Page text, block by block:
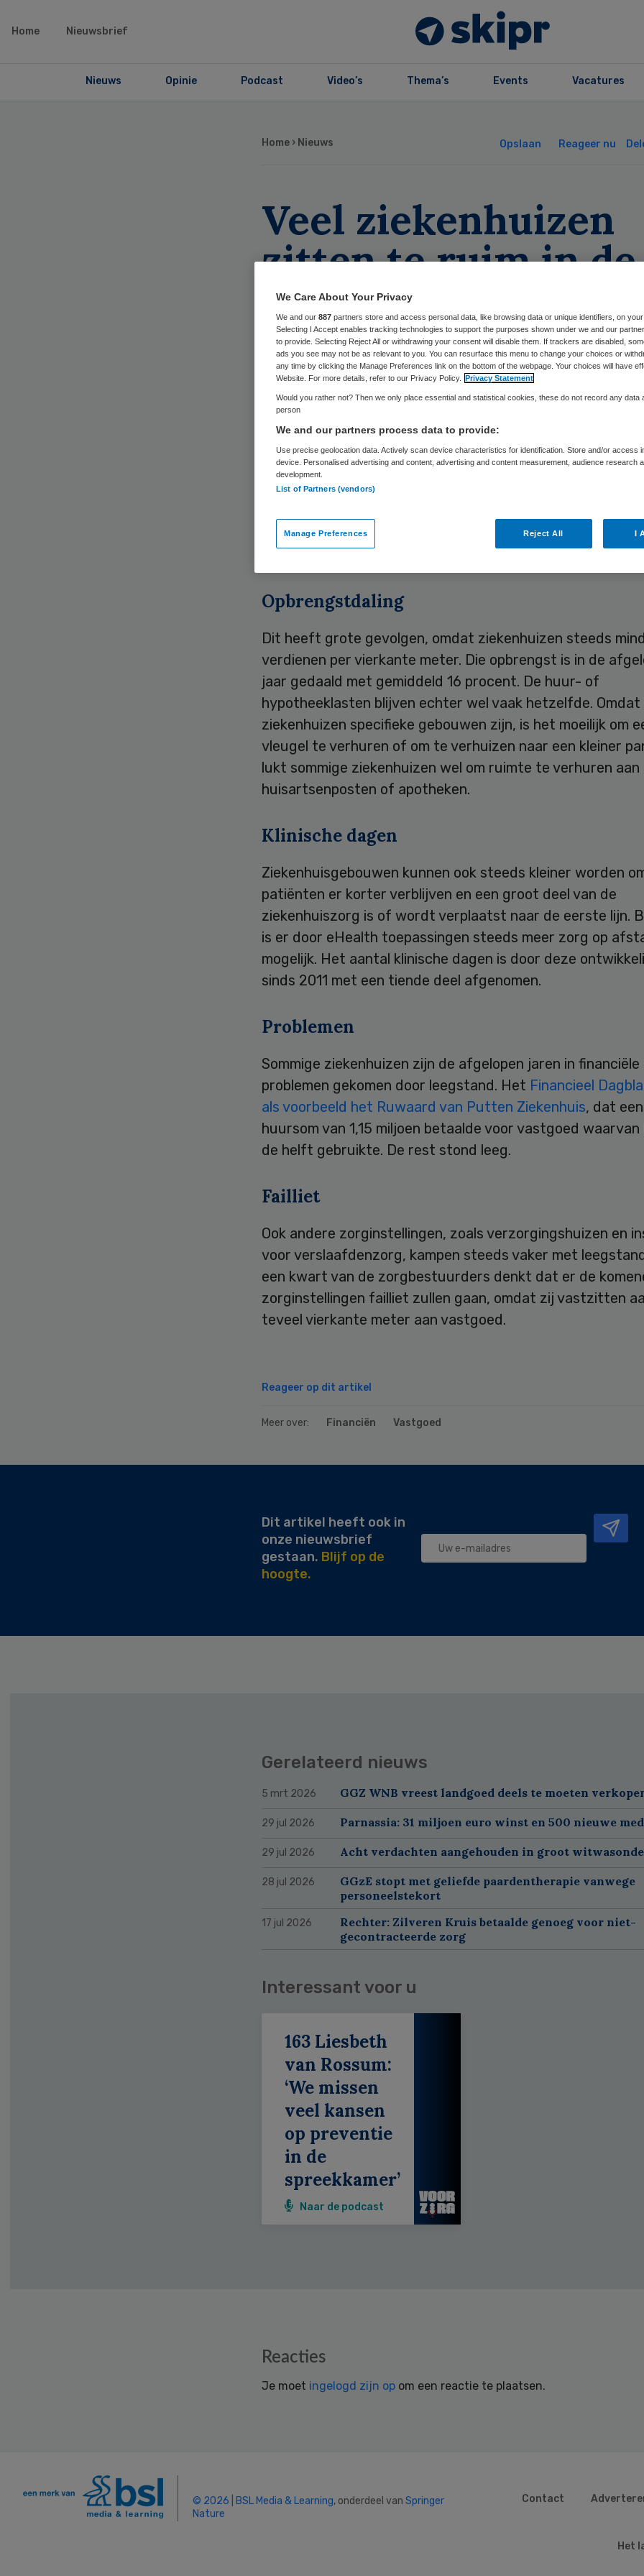
Home Nieuwsbrief
Nieuws Opinie Podcast Video’s Thema’s Events Vacatures
Home › Nieuws Opslaan Reageer nu
Veel ziekenhuizen
zitten te ruim in de
Skipr Redactie 3 januari 2017,10:36 66 keer gelezen
ongeveer 15 procent van de totale kosten naar de post
terwijl dit ongeveer 10 tot 12 procent moet zijn. Omdat
ziekenhuizen steeds minder marges maken, wordt dit een
probleem.
gezondheidssector. Ongeveer 40 procent van de
Opbrengstdaling
Dit heeft grote gevolgen, omdat ziekenhuizen steeds
verdienen per vierkante meter. Die opbrengst is in de
jaar gedaald met gemiddeld 16 procent. De huur- of
hypotheeklasten blijven echter wel vaak hetzelfde. Omdat
ziekenhuizen specifieke gebouwen zijn, is het moeilijk om
vleugel te verhuren of om te verhuizen naar een kleiner
lukt sommige ziekenhuizen wel om ruimte te verhuren aan
huisartsenposten of apotheken.
Klinische dagen
Ziekenhuisgebouwen kunnen ook steeds kleiner worden
patiënten er korter verblijven en een groot deel van de
ziekenhuiszorg is of wordt verplaatst naar de eerste lijn.
is er door eHealth toepassingen steeds meer zorg op
mogelijk. Het aantal klinische dagen is door deze
sinds 2011 met een tiende deel afgenomen.
Problemen
Sommige ziekenhuizen zijn de afgelopen jaren in financiële
problemen gekomen door leegstand. Het Financieel
als voorbeeld het Ruwaard van Putten Ziekenhuis, dat
huursom van 1,15 miljoen betaalde voor vastgoed
de helft gebruikte. De rest stond leeg.
Failliet
Ook andere zorginstellingen, zoals verzorgingshuizen en
voor verslaafdenzorg, kampen steeds vaker met
een kwart van de zorgbestuurders denkt dat er de
zorginstellingen failliet zullen gaan, omdat zij vastzitten
teveel vierkante meter aan vastgoed.
Reageer op dit artikel
Meer over: Financiën Vastgoed
Secondary
Dit artikel heeft ook in
onze nieuwsbrief
gestaan. Blijf op de
hoogte.
Gerelateerd nieuws
5 mrt 2026 GGZ WNB vreest landgoed deels te moeten
29 jul 2026 Parnassia: 31 miljoen euro winst en 500 nieuwe
29 jul 2026 Acht verdachten aangehouden in groot
28 jul 2026
GGzE stopt met geliefde paardentherapie vanwege
personeelstekort
17 jul 2026
Rechter: Zilveren Kruis betaalde genoeg voor niet-
gecontracteerde zorg
Interessant voor u
163 Liesbeth
van Rossum:
‘We missen
veel kansen
op preventie
in de
spreekkamer’
Naar de podcast
Reacties
Je moet ingelogd zijn op om een reactie te plaatsen.
© 2026 | BSL Media & Learning, onderdeel van Springer
Nature
Contact
Het
We Care About Your Privacy
We and our 887 partners store and access personal data, like browsing data or unique identifiers, on your
Selecting I Accept enables tracking technologies to support the purposes shown under we and our
to provide. Selecting Reject All or withdrawing your consent will disable them. If trackers are disabled,
ads you see may not be as relevant to you. You can resurface this menu to change your choices or
any time by clicking the Manage Preferences link on the bottom of the webpage. Your choices will have
Website. For more details, refer to our Privacy Policy. Privacy Statement
Would you rather not? Then we only place essential and statistical cookies, these do not record any data
person
We and our partners process data to provide:
Use precise geolocation data. Actively scan device characteristics for identification. Store and/or access
device. Personalised advertising and content, advertising and content measurement, audience research
development.
List of Partners (vendors)
Manage Preferences Reject All I